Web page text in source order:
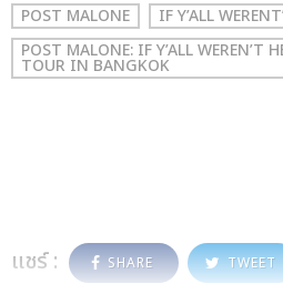
POST MALONE
IF Y’ALL
POST MALONE: IF Y’ALL WEREN’T
TOUR IN BANGKOK
แชร์ : SHARE TWEET